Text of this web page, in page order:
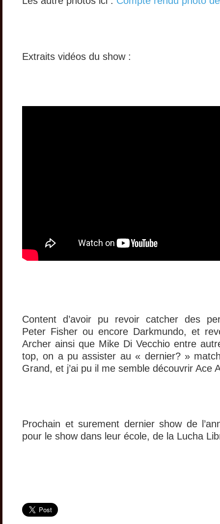
Extraits vidéos du show :
Content d’avoir pu revoir catcher des
Peter Fisher ou encore Darkmundo, et
Archer ainsi que Mike Di Vecchio entre
top, on a pu assister au « dernier? »
Grand, et j’ai pu il me semble découvrir Ace
Prochain et surement dernier show de
pour le show dans leur école, de la Lucha